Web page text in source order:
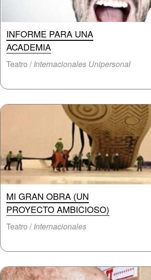
INFORME PARA UNA
ACADEMIA
Teatro /Internacionales Unipersonal
MI GRAN OBRA (UN
PROYECTO AMBICIOSO)
Teatro /Internacionales